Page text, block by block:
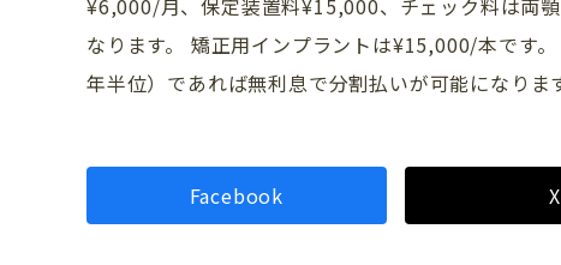
¥6,000/月、保定装置料¥15,000、チェック料は両
なります。 矯正用インプラントは¥15,000/本です
年半位）であれば無利息で分割払いが可能になります
Facebook X